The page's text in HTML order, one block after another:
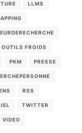
LLMS
OUTILS FROIDS
PKM PRESSE
RSS
TWITTER
VIDEO